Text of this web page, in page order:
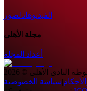
الفيديوهاتالصور
مجلة الأهلى
أعداد المجلة
النادى الأهلى ©
2026
|سياسة الخصوصية